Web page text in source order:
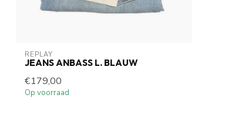
REPLAY
JEANS ANBASS L. BLAUW
€179,00
Op voorraad